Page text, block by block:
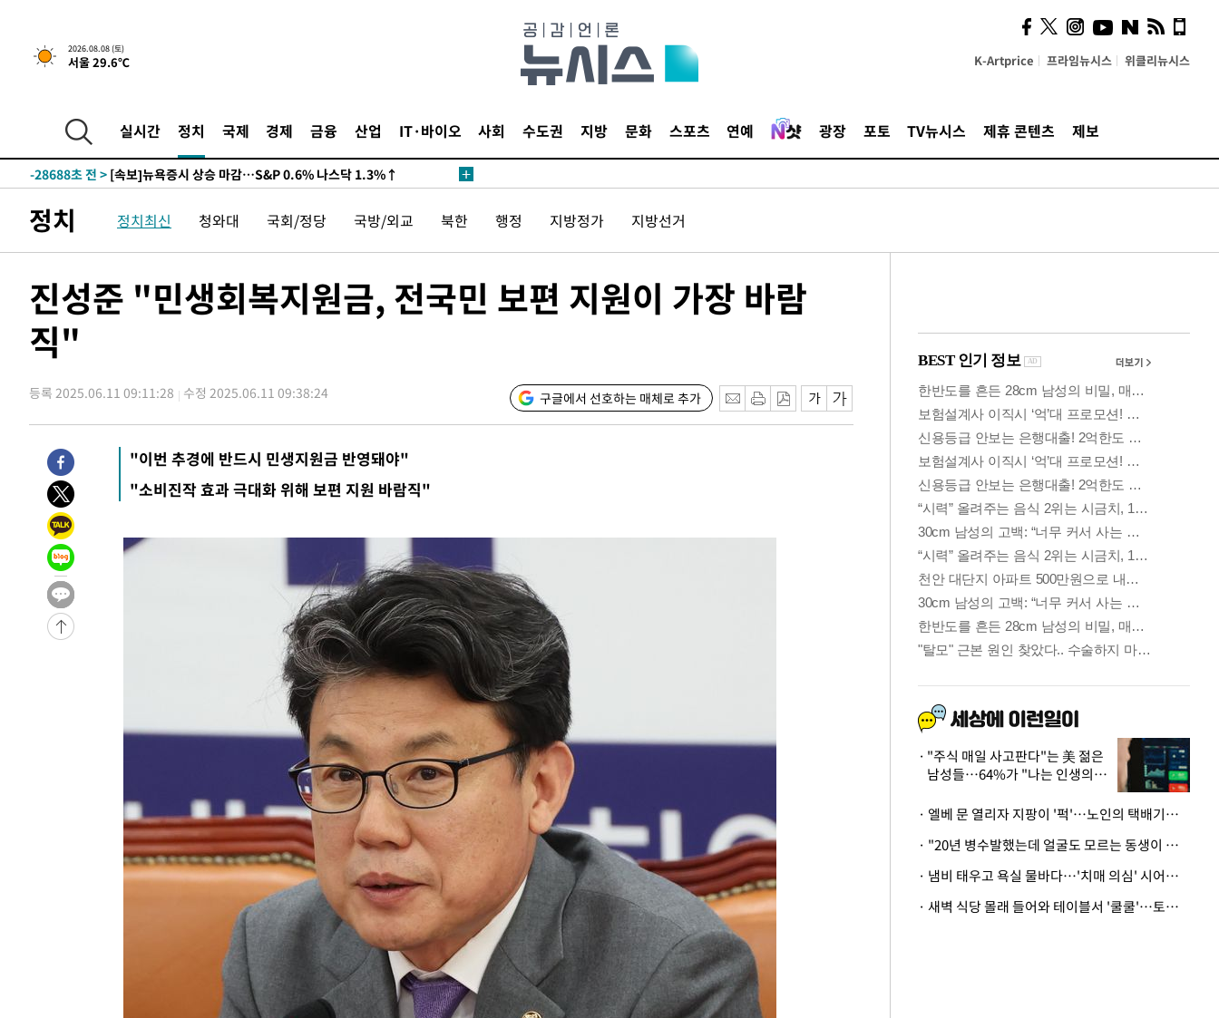
2026.08.08 (토)
서울 29.6℃ K-Artprice 프라임뉴시스 위클리뉴시스
실시간 정치 국제 경제 금융 산업 IT·바이오 사회 수도권 지방 문화 스포츠 연예 광장 포토 TV뉴시스 제휴 콘텐츠 제보
-28688초 전 > [속보]뉴욕증시 상승 마감…S&P 0.6% 나스닥 1.3%↑
정치 정치최신 청와대 국회/정당 국방/외교 북한 행정 지방정가 지방선거
진성준 "민생회복지원금, 전국민 보편 지원이 가장 바람
직"
등록 2025.06.11 09:11:28 수정 2025.06.11 09:38:24 구글에서 선호하는 매체로 추가
"이번 추경에 반드시 민생지원금 반영돼야"
"소비진작 효과 극대화 위해 보편 지원 바람직"
시, 스마트폰 액세서리에
NFC 더했다
"주식 매일 사고판다"는 美 젊은
남성들…64%가 "나는 인생의
· 엘베 문 열리자 지팡이 '퍽'…노인의 택배기사 폭행 이유
· "20년 병수발했는데 얼굴도 모르는 동생이 유산 절반을"…배다른 형제 상속권 있을까
· 냄비 태우고 욕실 물바다…'치매 의심' 시어머니 검사 권유했다가 '날벼락'
· 새벽 식당 몰래 들어와 테이블서 '쿨쿨'…토사물 남기고 사라진 남성